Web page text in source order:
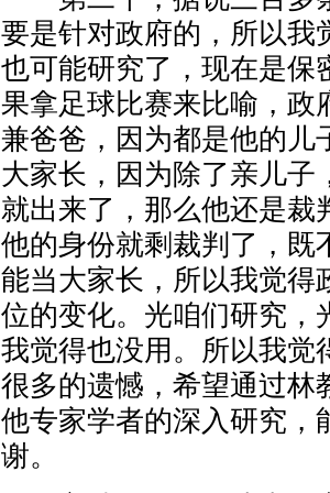
要是针对政府的，所以我
也可能研究了，现在是保
果拿足球比赛来比喻，政
兼爸爸，因为都是他的儿
大家长，因为除了亲儿子
就出来了，那么他还是裁
他的身份就剩裁判了，既
能当大家长，所以我觉得
位的变化。光咱们研究，
我觉得也没用。所以我觉
很多的遗憾，希望通过林
他专家学者的深入研究，
谢。